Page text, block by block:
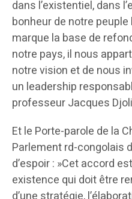
dans l’existentiel, dans
bonheur de notre
marque la base de
notre pays, il nous
notre vision et de nous
un leadership
professeur Jacques
Et le Porte-parole de la
Parlement rd-congolais
d’espoir : »Cet accord
existence qui doit être